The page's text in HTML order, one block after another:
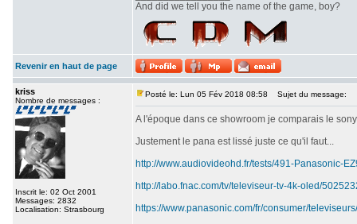
And did we tell you the name of the game, boy?
Revenir en haut de page
kriss
Nombre de messages :
Inscrit le: 02 Oct 2001
Messages: 2832
Localisation: Strasbourg
Posté le: Lun 05 Fév 2018 08:58 Sujet du message:
A l'époque dans ce showroom je comparais le
Justement le pana est lissé juste ce qu'il faut...
http://www.audiovideohd.fr/tests/491-Panasonic-
http://labo.fnac.com/tv/televiseur-tv-4k-oled/
https://www.panasonic.com/fr/consumer/